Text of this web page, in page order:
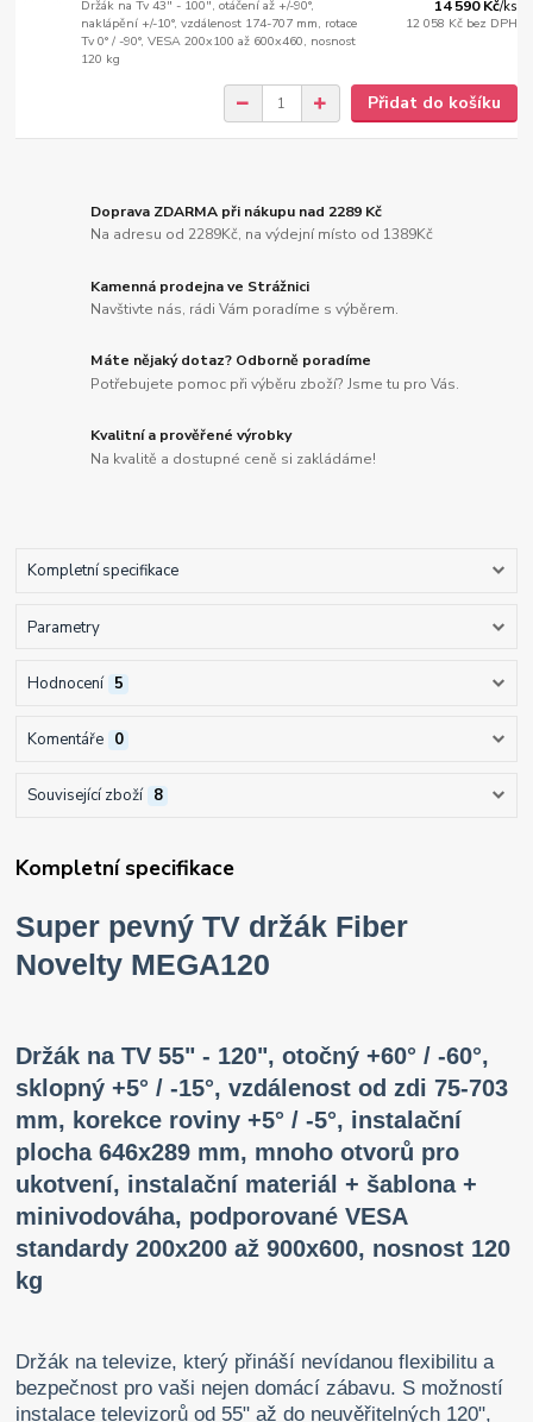
Držák na Tv 43" - 100", otáčení až +/-90°,
naklápění +/-10°, vzdálenost 174-707 mm, rotace
Tv 0° / -90°, VESA 200x100 až 600x460, nosnost
120 kg
14 590 Kč/ks
12 058 Kč bez DPH
Přidat do košíku
Doprava ZDARMA při nákupu nad 2289 Kč
Na adresu od 2289Kč, na výdejní místo od 1389Kč
Kamenná prodejna ve Strážnici
Navštivte nás, rádi Vám poradíme s výběrem.
Máte nějaký dotaz? Odborně poradíme
Potřebujete pomoc při výběru zboží? Jsme tu pro Vás.
Kvalitní a prověřené výrobky
Na kvalitě a dostupné ceně si zakládáme!
Kompletní specifikace
Parametry
Hodnocení 5
Komentáře 0
Související zboží 8
Kompletní specifikace
Super pevný TV držák Fiber
Novelty MEGA120
Držák na TV 55" - 120", otočný +60° / -60°,
sklopný +5° / -15°, vzdálenost od zdi 75-703
mm, korekce roviny +5° / -5°, instalační
plocha 646x289 mm, mnoho otvorů pro
ukotvení, instalační materiál + šablona +
minivodováha, podporované VESA
standardy 200x200 až 900x600, nosnost 120
kg
Držák na televize, který přináší nevídanou flexibilitu a
bezpečnost pro vaši nejen domácí zábavu. S možností
instalace televizorů od 55" až do neuvěřitelných 120",